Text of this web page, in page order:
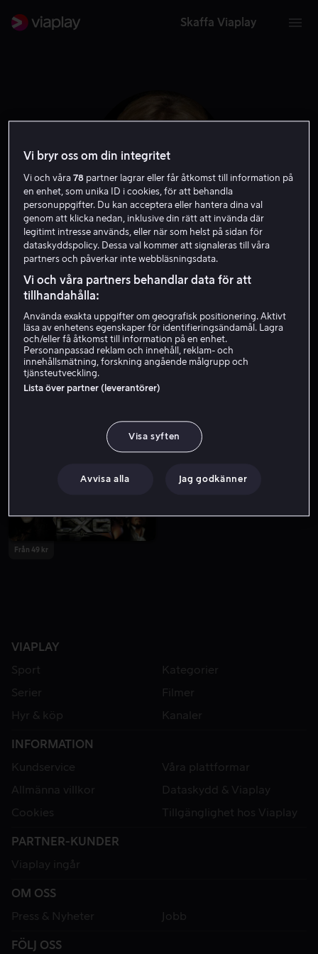
Skaffa Viaplay
Peta Wilson
Från 59 kr
Från 49 kr
VIAPLAY
Sport
Kategorier
Serier
Filmer
Hyr & köp
Kanaler
INFORMATION
Kundservice
Våra plattformar
Allmänna villkor
Dataskydd & Viaplay
Cookies
Tillgänglighet hos Viaplay
PARTNER-KUNDER
Viaplay ingår
OM OSS
Press & Nyheter
Jobb
FÖLJ OSS
Vi bryr oss om din integritet
Vi och våra78 partner lagrar eller får åtkomst till information på
en enhet, som unika ID i cookies, för att behandla
personuppgifter. Du kan acceptera eller hantera dina val
genom att klicka nedan, inklusive din rätt att invända där
legitimt intresse används, eller när som helst på sidan för
dataskyddspolicy. Dessa val kommer att signaleras till våra
partners och påverkar inte webbläsningsdata.
Vi och våra partners behandlar data för att
tillhandahålla:
Använda exakta uppgifter om geografisk positionering. Aktivt
läsa av enhetens egenskaper för identifieringsändamål. Lagra
och/eller få åtkomst till information på en enhet.
Personanpassad reklam och innehåll, reklam- och
innehållsmätning, forskning angående målgrupp och
tjänsteutveckling.
Lista över partner (leverantörer)
Visa syften
Avvisa alla Jag godkänner